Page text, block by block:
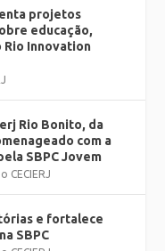
projetos
educação,
Rio Innovation
Rio Bonito, da
com a
SBPC Jovem
CECIERJ
e fortalece
SBPC